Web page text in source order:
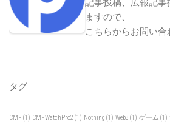
記事投稿、広報記事
ますので、
こちらからお問い
タグ
CMF (1) CMFWatchPro2 (1) Nothing (1) Web3 (1) ゲーム (1)